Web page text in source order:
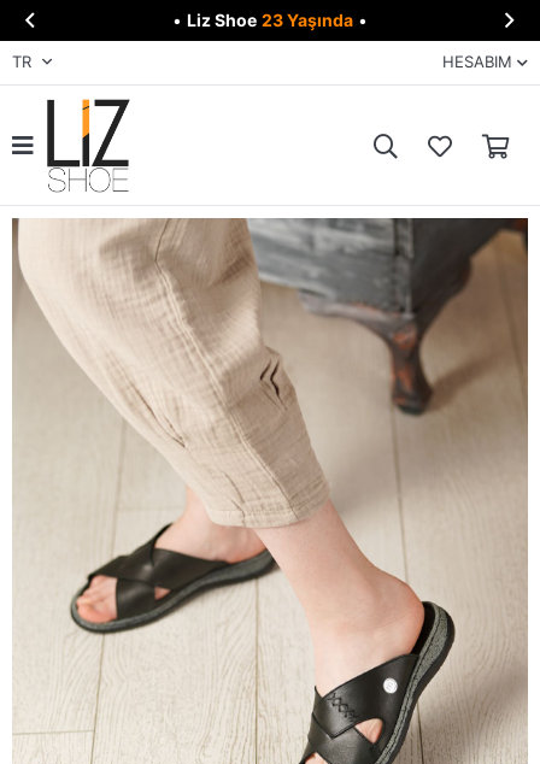
 • Liz Shoe 23 Yaşında • 
TR HESABIM